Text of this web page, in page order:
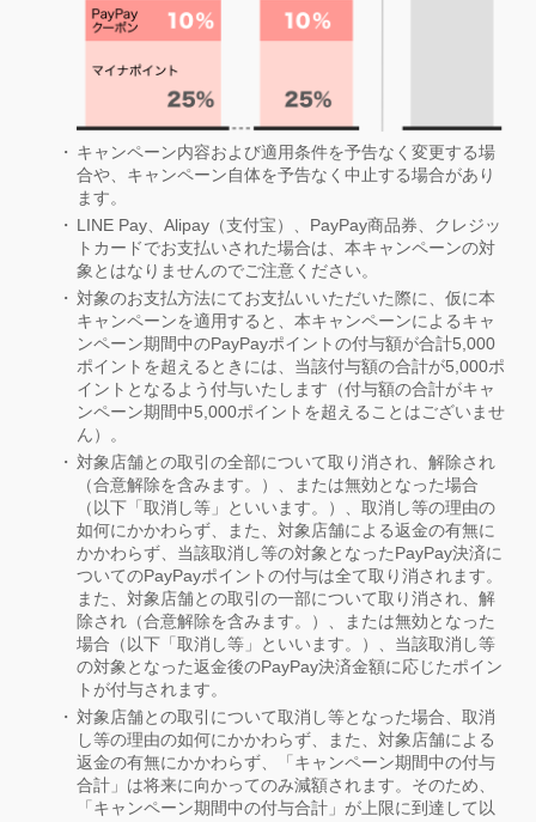
キャンペーン内容および適用条件を予告なく変更する場
合や、キャンペーン自体を予告なく中止する場合があり
ます。
LINE Pay、Alipay（支付宝）、PayPay商品券、クレジッ
トカードでお支払いされた場合は、本キャンペーンの対
象とはなりませんのでご注意ください。
対象のお支払方法にてお支払いいただいた際に、仮に本
キャンペーンを適用すると、本キャンペーンによるキャ
ンペーン期間中のPayPayポイントの付与額が合計5,000
ポイントを超えるときには、当該付与額の合計が5,000ポ
イントとなるよう付与いたします（付与額の合計がキャ
ンペーン期間中5,000ポイントを超えることはございませ
ん）。
対象店舗との取引の全部について取り消され、解除され
（合意解除を含みます。）、または無効となった場合
（以下「取消し等」といいます。）、取消し等の理由の
如何にかかわらず、また、対象店舗による返金の有無に
かかわらず、当該取消し等の対象となったPayPay決済に
ついてのPayPayポイントの付与は全て取り消されます。
また、対象店舗との取引の一部について取り消され、解
除され（合意解除を含みます。）、または無効となった
場合（以下「取消し等」といいます。）、当該取消し等
の対象となった返金後のPayPay決済金額に応じたポイン
トが付与されます。
対象店舗との取引について取消し等となった場合、取消
し等の理由の如何にかかわらず、また、対象店舗による
返金の有無にかかわらず、「キャンペーン期間中の付与
合計」は将来に向かってのみ減額されます。そのため、
「キャンペーン期間中の付与合計」が上限に到達して以